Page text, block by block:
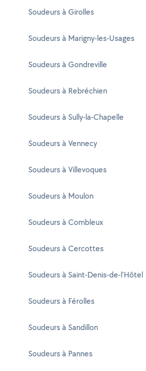
Soudeurs à Girolles
Soudeurs à Marigny-les-Usages
Soudeurs à Gondreville
Soudeurs à Rebréchien
Soudeurs à Sully-la-Chapelle
Soudeurs à Vennecy
Soudeurs à Villevoques
Soudeurs à Moulon
Soudeurs à Combleux
Soudeurs à Cercottes
Soudeurs à Saint-Denis-de-l'Hôtel
Soudeurs à Férolles
Soudeurs à Sandillon
Soudeurs à Pannes